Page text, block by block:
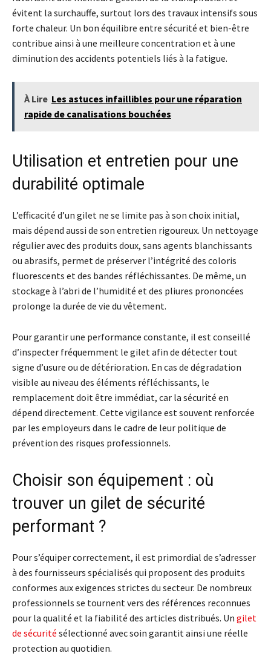
évitent la surchauffe, surtout lors des travaux intensifs sous
forte chaleur. Un bon équilibre entre sécurité et bien-être
contribue ainsi à une meilleure concentration et à une
diminution des accidents potentiels liés à la fatigue.
À Lire Les astuces infaillibles pour une réparation
rapide de canalisations bouchées
Utilisation et entretien pour une
durabilité optimale
L’efficacité d’un gilet ne se limite pas à son choix initial,
mais dépend aussi de son entretien rigoureux. Un nettoyage
régulier avec des produits doux, sans agents blanchissants
ou abrasifs, permet de préserver l’intégrité des coloris
fluorescents et des bandes réfléchissantes. De même, un
stockage à l’abri de l’humidité et des pliures prononcées
prolonge la durée de vie du vêtement.
Pour garantir une performance constante, il est conseillé
d’inspecter fréquemment le gilet afin de détecter tout
signe d’usure ou de détérioration. En cas de dégradation
visible au niveau des éléments réfléchissants, le
remplacement doit être immédiat, car la sécurité en
dépend directement. Cette vigilance est souvent renforcée
par les employeurs dans le cadre de leur politique de
prévention des risques professionnels.
Choisir son équipement : où
trouver un gilet de sécurité
performant ?
Pour s’équiper correctement, il est primordial de s’adresser
à des fournisseurs spécialisés qui proposent des produits
conformes aux exigences strictes du secteur. De nombreux
professionnels se tournent vers des références reconnues
pour la qualité et la fiabilité des articles distribués. Un gilet
de sécurité sélectionné avec soin garantit ainsi une réelle
protection au quotidien.